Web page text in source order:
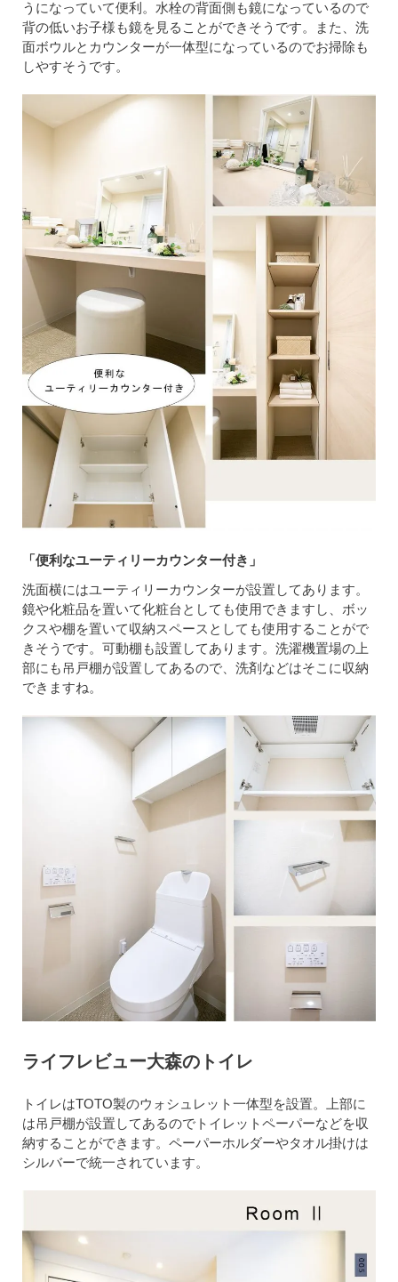
うになっていて便利。水栓の背面側も鏡になっているので
背の低いお子様も鏡を見ることができそうです。また、洗
面ボウルとカウンターが一体型になっているのでお掃除も
しやすそうです。
「便利なユーティリーカウンター付き」
洗面横にはユーティリーカウンターが設置してあります。
鏡や化粧品を置いて化粧台としても使用できますし、ボッ
クスや棚を置いて収納スペースとしても使用することがで
きそうです。可動棚も設置してあります。洗濯機置場の上
部にも吊戸棚が設置してあるので、洗剤などはそこに収納
できますね。
ライフレビュー大森のトイレ
トイレはTOTO製のウォシュレット一体型を設置。上部に
は吊戸棚が設置してあるのでトイレットペーパーなどを収
納することができます。ペーパーホルダーやタオル掛けは
シルバーで統一されています。